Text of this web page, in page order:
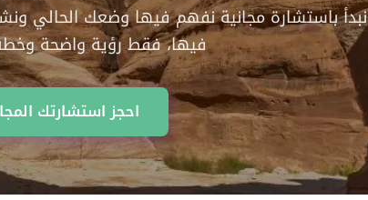
نبدأ باستشارة مجانية نفهم فيها وضعك الحالي
فيها، فقط رؤية واضحة وخطة
احجز استشارتك